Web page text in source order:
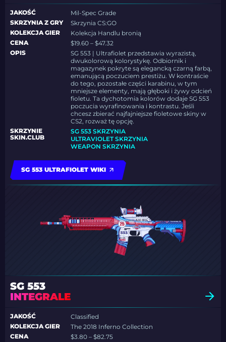
JAKOŚĆ
Mil-Spec Grade
SKRZYNIA Z GRY
Skrzynia CS:GO
KOLEKCJA GIER
Kolekcja Handlu bronią
CENA
$19.60 – $47.32
OPIS
SG 553 | Ultrafiolet przedstawia wyrazistą,
dwukolorową kolorystykę. Odbiornik i
magazynek pokryte są elegancką czarną farbą,
emanującą poczuciem prestiżu. W kontraście
do tego, pozostałe części karabinu, w tym
mniejsze elementy, mają głęboki i żywy odcień
fioletu. Ta dychotomia kolorów dodaje SG 553
poczucia wyrafinowania i kontrastu. Jeśli
chcesz zbierać najfajniejsze fioletowe skiny w
CS2, rozważ tę opcję.
SKRZYNIE
SKIN.CLUB
SG 553 SKRZYNIA
ULTRAVIOLET SKRZYNIA
WEAPON SKRZYNIA
SG 553 ULTRAFIOLET WIKI
SG 553
INTEGRALE
JAKOŚĆ
Classified
KOLEKCJA GIER
The 2018 Inferno Collection
CENA
$3.80 – $82.75